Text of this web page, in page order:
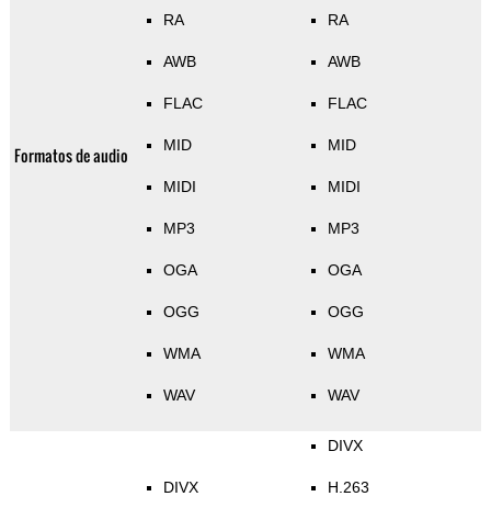
Formatos de audio
RA
AWB
FLAC
MID
MIDI
MP3
OGA
OGG
WMA
WAV
RA
AWB
FLAC
MID
MIDI
MP3
OGA
OGG
WMA
WAV
DIVX
DIVX
H.263